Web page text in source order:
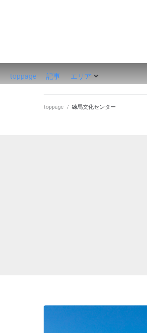
toppage 記事 エリア
toppage / 練馬文化センター